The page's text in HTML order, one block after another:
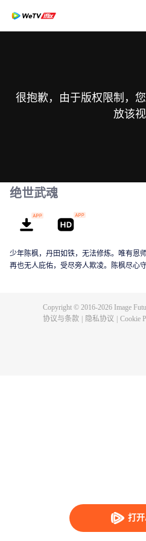
打
很抱歉，由于版权限制，
放该
绝世武魂
少年陈枫，丹田如铁，无法修炼。唯有恩
再也无人庇佑，受尽旁人欺凌。陈枫尽心
Copyright © 2016-2026Image
协议与条款
隐私协议 Cookie